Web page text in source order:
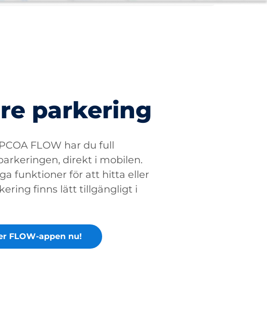
parkering
FLOW har du full
direkt i mobilen.
funktioner för att hitta eller
finns lätt tillgängligt i
FLOW-appen nu!